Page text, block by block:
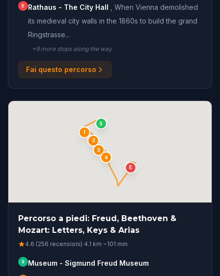
E Rathaus - The City Hall
When Vienna demolished
its medieval city walls in the 1860s to build the grand
Ringstrasse...
+9more stopsalong the way
Fai questo percorso
S
1
2
3
4
E
Percorso a piedi: Freud, Beethoven &
Mozart: Letters, Keys & Arias
4.6 (256 recensioni)·4.1 km·~101 min
S Museum - Sigmund Freud Museum